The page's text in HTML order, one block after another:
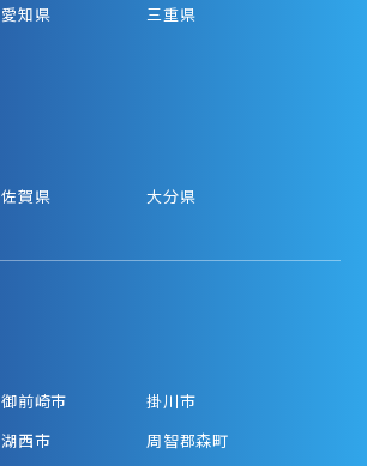
愛知県 三重県
佐賀県 大分県
御前崎市
掛川市
湖西市
周智郡森町